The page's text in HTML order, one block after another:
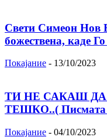
Свети Симеон Нов
божествена, каде
Покајание - 13/10/2023
ТИ НЕ САКАШ
ТЕШКО..( Писмата
Покајание - 04/10/2023